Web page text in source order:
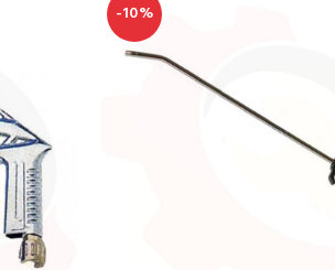
-10%